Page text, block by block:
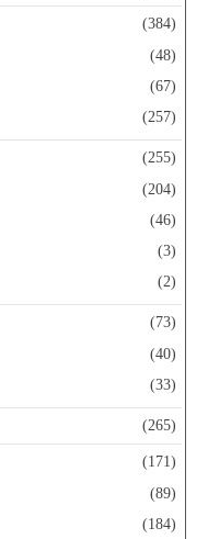
(384)
(48)
(67)
(257)
(255)
(204)
(46)
(3)
(2)
(73)
(40)
(33)
(265)
(171)
(89)
(184)